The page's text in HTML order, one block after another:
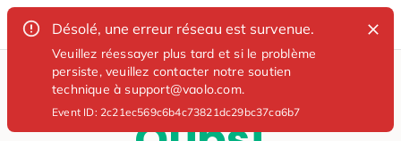
Désolé, une erreur réseau est survenue.
Veuillez réessayer plus tard et si le problème
persiste, veuillez contacter notre soutien
technique à support@vaolo.com.
Event ID: 2c21ec569c6b4c73821dc29bc37ca6b7